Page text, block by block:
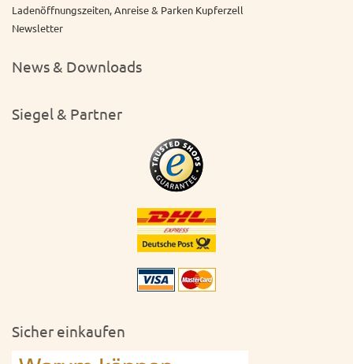
Ladenöffnungszeiten, Anreise & Parken Kupferzell
Newsletter
News & Downloads
Siegel & Partner
Sicher einkaufen